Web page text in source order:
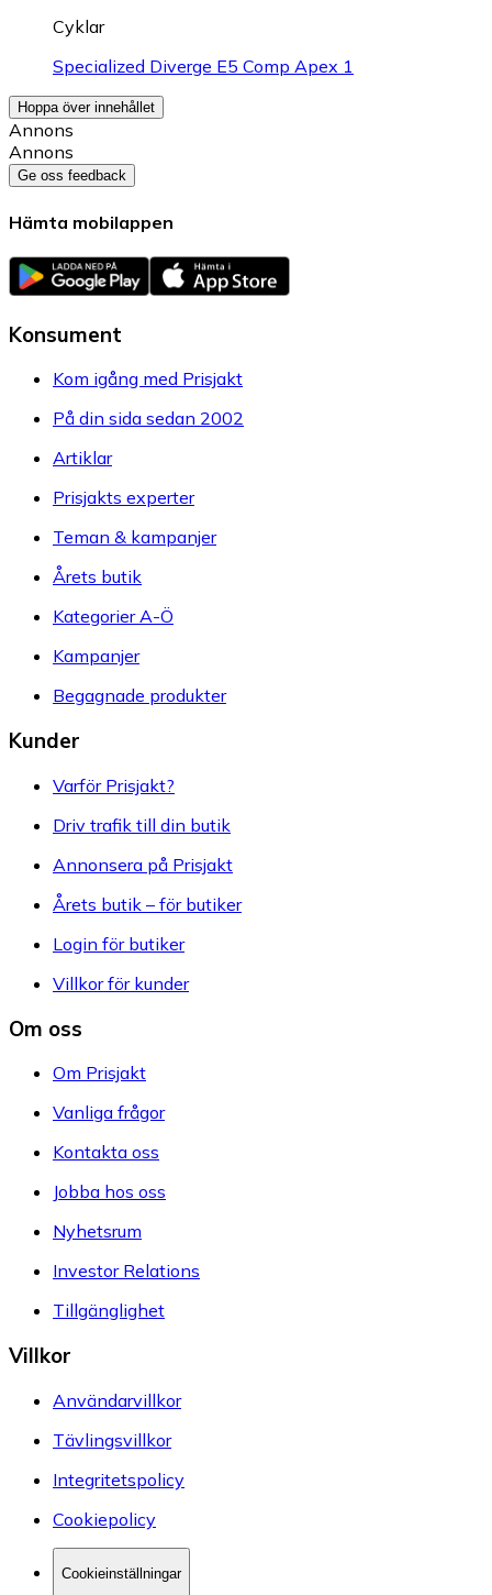
Cyklar
Specialized Diverge E5 Comp Apex 1
Hoppa över innehållet
Annons
Annons
Ge oss feedback
Hämta mobilappen
Konsument
Kom igång med Prisjakt
På din sida sedan 2002
Artiklar
Prisjakts experter
Teman & kampanjer
Årets butik
Kategorier A-Ö
Kampanjer
Begagnade produkter
Kunder
Varför Prisjakt?
Driv trafik till din butik
Annonsera på Prisjakt
Årets butik – för butiker
Login för butiker
Villkor för kunder
Om oss
Om Prisjakt
Vanliga frågor
Kontakta oss
Jobba hos oss
Nyhetsrum
Investor Relations
Tillgänglighet
Villkor
Användarvillkor
Tävlingsvillkor
Integritetspolicy
Cookiepolicy
Cookieinställningar